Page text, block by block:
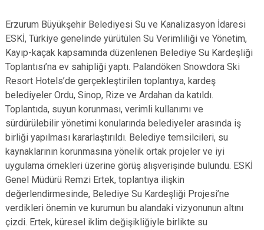
Erzurum Büyükşehir Belediyesi Su ve Kanalizasyon İdaresi
ESKİ, Türkiye genelinde yürütülen Su Verimliliği ve Yönetim,
Kayıp-kaçak kapsamında düzenlenen Belediye Su Kardeşliği
Toplantısı’na ev sahipliği yaptı. Palandöken Snowdora Ski
Resort Hotels’de gerçekleştirilen toplantıya, kardeş
belediyeler Ordu, Sinop, Rize ve Ardahan da katıldı.
Toplantıda, suyun korunması, verimli kullanımı ve
sürdürülebilir yönetimi konularında belediyeler arasında iş
birliği yapılması kararlaştırıldı. Belediye temsilcileri, su
kaynaklarının korunmasına yönelik ortak projeler ve iyi
uygulama örnekleri üzerine görüş alışverişinde bulundu. ESKİ
Genel Müdürü Remzi Ertek, toplantıya ilişkin
değerlendirmesinde, Belediye Su Kardeşliği Projesi’ne
verdikleri önemin ve kurumun bu alandaki vizyonunun altını
çizdi. Ertek, küresel iklim değişikliğiyle birlikte su